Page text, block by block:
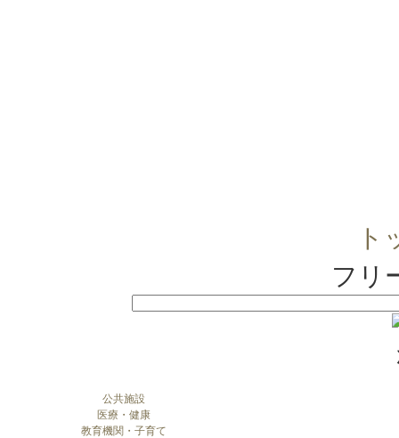
ト
フリ
公共施設
医療・健康
教育機関・子育て